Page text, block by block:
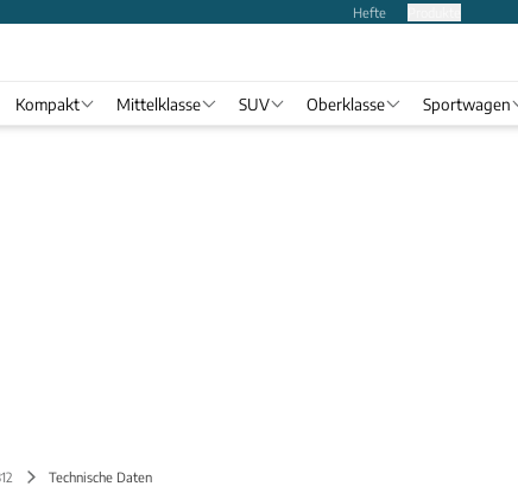
Hefte
Kompakt Mittelklasse SUV Oberklasse Sportwagen
Technische Daten